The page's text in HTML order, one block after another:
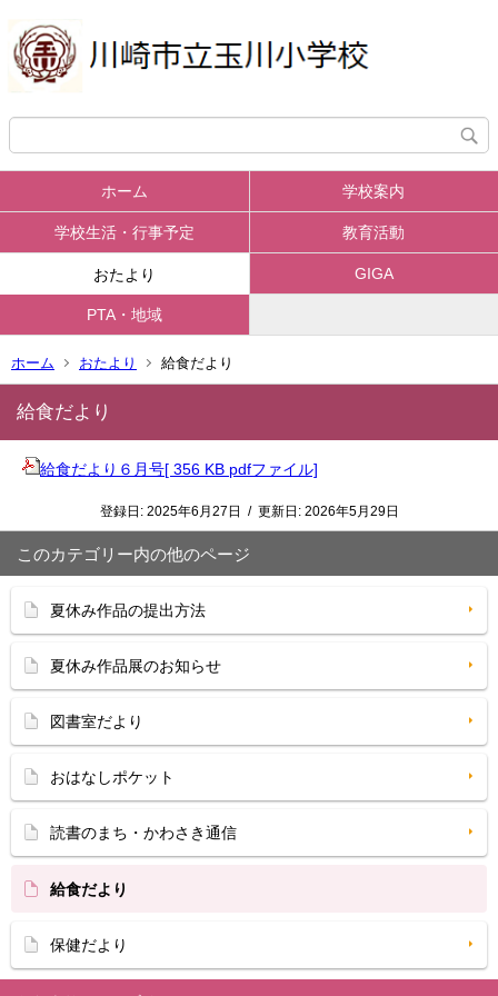
ホーム 学校案内
学校生活・行事予定 教育活動
おたより GIGA
PTA・地域
ホーム おたより 給食だより
給食だより
給食だより６月号[ 356 KB pdfファイル]
登録日: 2025年6月27日 / 更新日: 2026年5月29日
このカテゴリー内の他のページ
夏休み作品の提出方法
夏休み作品展のお知らせ
図書室だより
おはなしポケット
読書のまち・かわさき通信
給食だより
保健だより